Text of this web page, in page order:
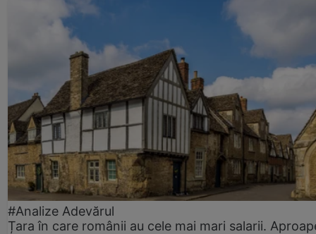
#Analize Adevărul
Țara în care românii au cele mai mari salarii.